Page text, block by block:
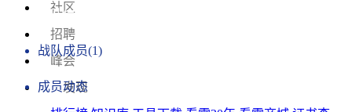
社区
招聘
峰会
发现
战队信息
战队成员(1)
成员动态